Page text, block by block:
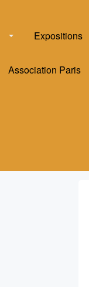
Expositions
Association Paris